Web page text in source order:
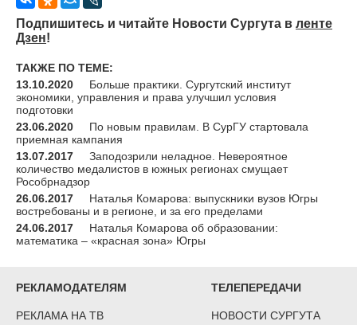
Подпишитесь и читайте Новости Сургута в ленте
Дзен!
ТАКЖЕ ПО ТЕМЕ:
13.10.2020
Больше практики. Сургутский институт
экономики, управления и права улучшил условия
подготовки
23.06.2020
По новым правилам. В СурГУ стартовала
приемная кампания
13.07.2017
Заподозрили неладное. Невероятное
количество медалистов в южных регионах смущает
Рособрнадзор
26.06.2017
Наталья Комарова: выпускники вузов Югры
востребованы и в регионе, и за его пределами
24.06.2017
Наталья Комарова об образовании:
математика – «красная зона» Югры
РЕКЛАМОДАТЕЛЯМ
РЕКЛАМА НА ТВ
ТЕЛЕПЕРЕДАЧИ
НОВОСТИ СУРГУТА